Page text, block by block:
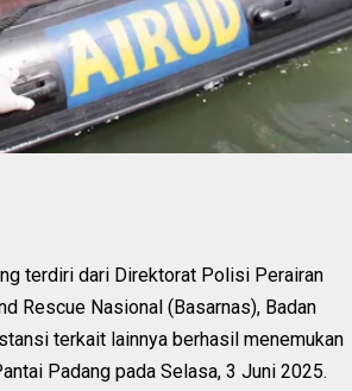
terdiri dari Direktorat Polisi Perairan
Rescue Nasional (Basarnas), Badan
terkait lainnya berhasil menemukan
Padang pada Selasa, 3 Juni 2025.